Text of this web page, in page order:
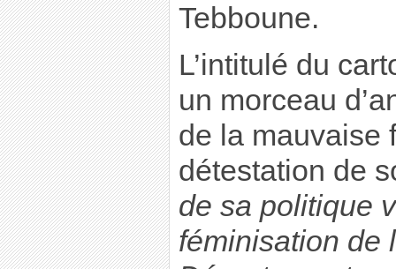
Tebboune.
L’intitulé du
un morceau
de la mauvaise
détestation de
de sa politique
féminisation de